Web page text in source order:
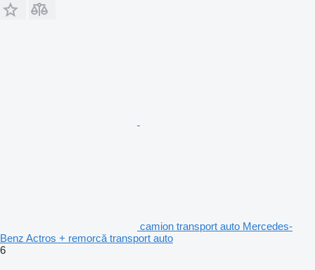
camion transport auto Mercedes-
Benz Actros + remorcă transport auto
6